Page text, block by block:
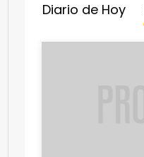
Diario de Hoy